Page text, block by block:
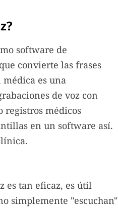
software de
convierte las frases
es una
de voz con
registros médicos
en un software así.
es tan eficaz, es útil
simplemente "escuchan"